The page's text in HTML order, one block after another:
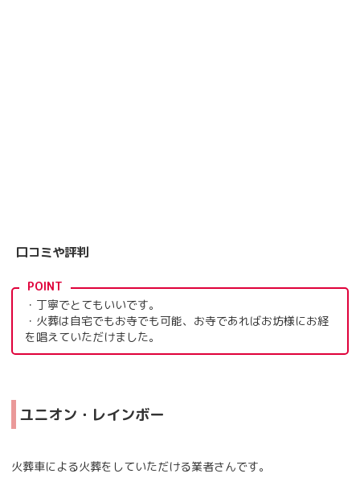
口コミや評判
POINT
・丁寧でとてもいいです。
・火葬は自宅でもお寺でも可能、お寺であればお坊様にお経
を唱えていただけました。
ユニオン・レインボー
火葬車による火葬をしていただける業者さんです。